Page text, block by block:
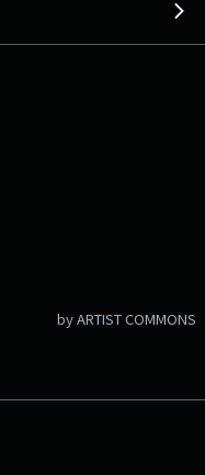
」をリリースした水平線
PompadollSが担当！
にある変なルール、理不
ていくぜ。 「MVH」に選ば
台》 ★「NEW BASIC」
お悩み、相談に保井ひろ
MUSIC POST メッセー
やっさん！ GTY ～Great
by ARTIST COMMONS